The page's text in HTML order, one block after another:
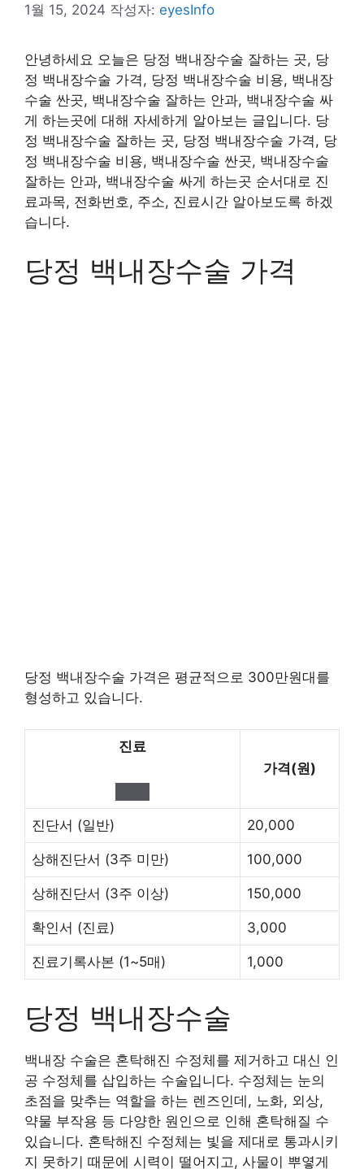
1월 15, 2024 작성자: eyesInfo
안녕하세요 오늘은 당정 백내장수술 잘하는 곳, 당
정 백내장수술 가격, 당정 백내장수술 비용, 백내장
수술 싼곳, 백내장수술 잘하는 안과, 백내장수술 싸
게 하는곳에 대해 자세하게 알아보는 글입니다. 당
정 백내장수술 잘하는 곳, 당정 백내장수술 가격, 당
정 백내장수술 비용, 백내장수술 싼곳, 백내장수술
잘하는 안과, 백내장수술 싸게 하는곳 순서대로 진
료과목, 전화번호, 주소, 진료시간 알아보도록 하겠
습니다.
당정 백내장수술 가격
당정 백내장수술 가격은 평균적으로 300만원대를
형성하고 있습니다.
진료
가격(원)
진단서 (일반) 20,000
상해진단서 (3주 미만) 100,000
상해진단서 (3주 이상) 150,000
확인서 (진료) 3,000
진료기록사본 (1~5매) 1,000
당정 백내장수술
백내장 수술은 혼탁해진 수정체를 제거하고 대신 인
공 수정체를 삽입하는 수술입니다. 수정체는 눈의
초점을 맞추는 역할을 하는 렌즈인데, 노화, 외상,
약물 부작용 등 다양한 원인으로 인해 혼탁해질 수
있습니다. 혼탁해진 수정체는 빛을 제대로 통과시키
지 못하기 때문에 시력이 떨어지고, 사물이 뿌옇게